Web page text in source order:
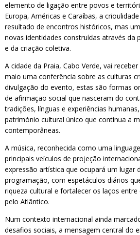
elemento de ligação entre povos e
Europa, Américas e Caraíbas, a
resultado de encontros históricos, mas
novas identidades construídas através da
e da criação coletiva.
A cidade da Praia, Cabo Verde, vai
maio uma conferência sobre as culturas
divulgação do evento, estas são formas
de afirmação social que nasceram do
tradições, línguas e experiências
património cultural único que continua a
contemporâneas.
A música, reconhecida como uma
principais veículos de projeção
expressão artística que ocupará um lugar
programação, com espetáculos diários
riqueza cultural e fortalecer os laços entre
pelo Atlântico.
Num contexto internacional ainda
desafios sociais, a mensagem central do